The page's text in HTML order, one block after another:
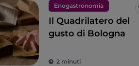
Enogastronomia
Il Quadrilatero del
gusto di Bologna
2 minuti